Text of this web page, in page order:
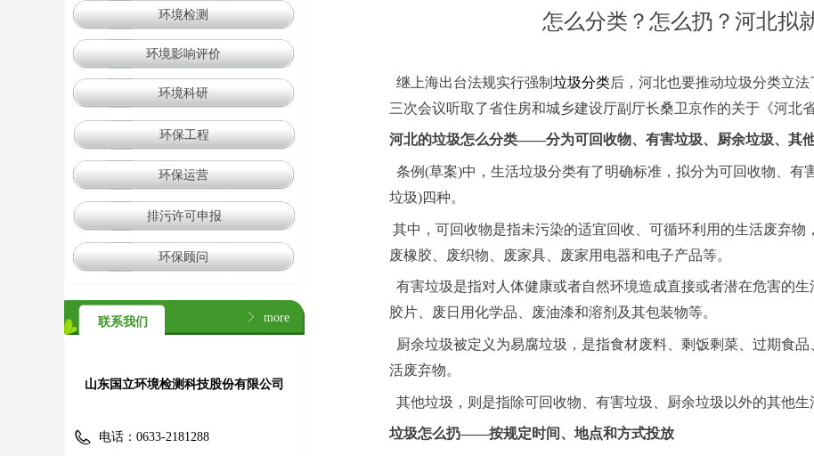
联系我们
山东国立环境检测科技股份有限公司
电话： 0633-2181288
继上海出台法规实行强制 垃圾分类后，河北也要推动垃圾分类立法
三次会议听取了省住房和城乡建设厅副厅长桑卫京作的关于《河北
河北的垃圾怎么分类——分为可回收物、有害垃圾、厨余垃圾、其
条例(草案)中，生活垃圾分类有了明确标准，拟分为可回收物、有
垃圾)四种。
其中，可回收物是指未污染的适宜回收、可循环利用的生活废弃物
废橡胶、废织物、废家具、废家用电器和电子产品等。
有害垃圾是指对人体健康或者自然环境造成直接或者潜在危害的
胶片、废日用化学品、废油漆和溶剂及其包装物等。
厨余垃圾被定义为易腐垃圾，是指食材废料、剩饭剩菜、过期食
活废弃物。
其他垃圾，则是指除可回收物、有害垃圾、厨余垃圾以外的其他生
垃圾怎么扔——按规定时间、地点和方式投放
怎么分类？怎么扔？河北拟
ꁕ more
环境影响评价
环境检测
环境科研
环保工程
环保运营
排污许可申报
环保顾问